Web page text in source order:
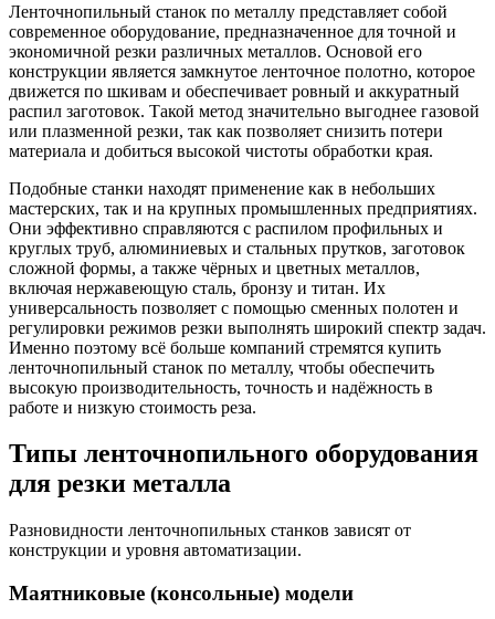
Ленточнопильный станок по металлу представляет собой
современное оборудование, предназначенное для точной и
экономичной резки различных металлов. Основой его
конструкции является замкнутое ленточное полотно, которое
движется по шкивам и обеспечивает ровный и аккуратный
распил заготовок. Такой метод значительно выгоднее газовой
или плазменной резки, так как позволяет снизить потери
материала и добиться высокой чистоты обработки края.
Подобные станки находят применение как в небольших
мастерских, так и на крупных промышленных предприятиях.
Они эффективно справляются с распилом профильных и
круглых труб, алюминиевых и стальных прутков, заготовок
сложной формы, а также чёрных и цветных металлов,
включая нержавеющую сталь, бронзу и титан. Их
универсальность позволяет с помощью сменных полотен и
регулировки режимов резки выполнять широкий спектр задач.
Именно поэтому всё больше компаний стремятся купить
ленточнопильный станок по металлу, чтобы обеспечить
высокую производительность, точность и надёжность в
работе и низкую стоимость реза.
Типы ленточнопильного оборудования
для резки металла
Разновидности ленточнопильных станков зависят от
конструкции и уровня автоматизации.
Маятниковые (консольные) модели